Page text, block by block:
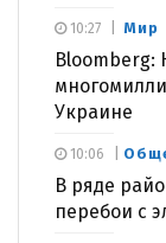
Мир
Bloomberg:
Украине
10:27
В ряде
перебои с
10:06